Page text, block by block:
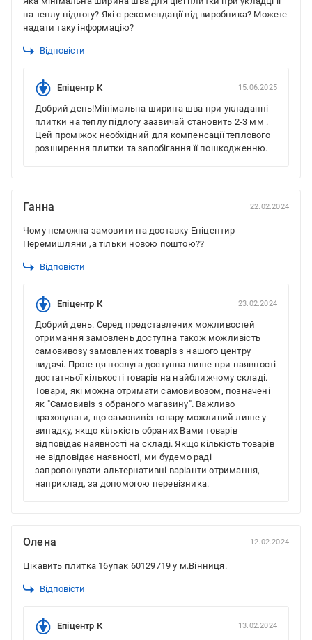
на теплу підлогу? Які є рекомендації від виробника? Можете
надати таку інформацію?
Відповісти
Епіцентр К 15.06.2025
Добрий день!Мінімальна ширина шва при укладанні
плитки на теплу підлогу зазвичай становить 2-3 мм .
Цей проміжок необхідний для компенсації теплового
розширення плитки та запобігання її пошкодженню.
Ганна 22.02.2024
Чому неможна замовити на доставку Епіцентир
Перемишляни ,а тільки новою поштою??
Відповісти
Епіцентр К 23.02.2024
Добрий день. Серед представлених можливостей
отримання замовлень доступна також можливість
самовивозу замовлених товарів з нашого центру
видачі. Проте ця послуга доступна лише при наявності
достатньої кількості товарів на найближчому складі.
Товари, які можна отримати самовивозом, позначені
як "Самовивіз з обраного магазину". Важливо
враховувати, що самовивіз товару можливий лише у
випадку, якщо кількість обраних Вами товарів
відповідає наявності на складі. Якщо кількість товарів
не відповідає наявності, ми будемо раді
запропонувати альтернативні варіанти отримання,
наприклад, за допомогою перевізника.
Олена 12.02.2024
Цікавить плитка 16упак 60129719 у м.Вінниця.
Відповісти
Епіцентр К 13.02.2024